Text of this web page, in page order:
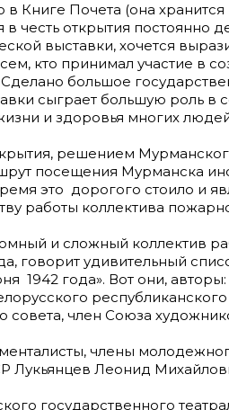
в Книге Почета (она
в честь открытия постоянно
выставки, хочется
кто принимал участие в
большое
сыграет большую роль в
и здоровья многих
решением
посещения Мурманска
это дорогого стоило и
работы коллектива
и сложный коллектив
говорит удивительный
1942 года». Вот они, авторы:
совета, член Союза
члены
Лукьянцев Леонид
государственного